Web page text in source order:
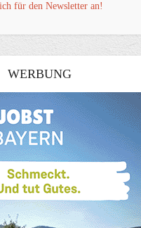
für den Newsletter an!
WERBUNG